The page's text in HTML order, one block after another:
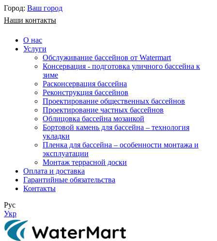
Город: Ваш город
Наши контакты
О нас
Услуги
Обслуживание бассейнов от Watermart
Консервация - подготовка уличного бассейна к
зиме
Расконсервация бассейна
Реконструкция бассейнов
Проектирование общественных бассейнов
Проектирование частных бассейнов
​Облицовка бассейна мозаикой
Бортовой камень для бассейна – технология
укладки
Пленка для бассейна – особенности монтажа и
эксплуатации
Монтаж террасной доски
Оплата и доставка
Гарантийные обязательства
Контакты
Рус
Укр